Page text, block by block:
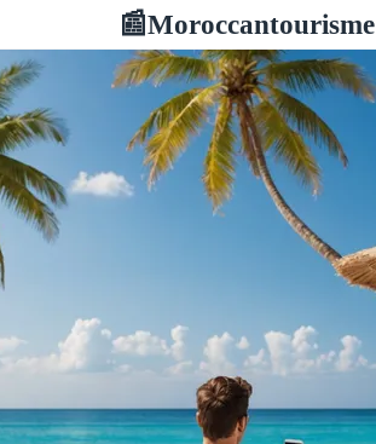
📰Moroccantourisme